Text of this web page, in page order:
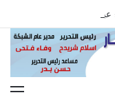
عبورها هرمز